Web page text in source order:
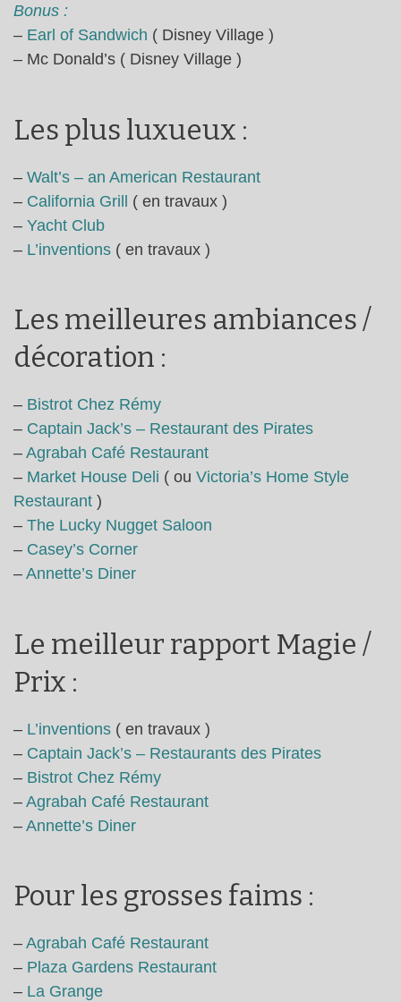
Bonus :
– Earl of Sandwich ( Disney Village )
– Mc Donald’s ( Disney Village )
Les plus luxueux :
– Walt’s – an American Restaurant
– California Grill ( en travaux )
– Yacht Club
– L’inventions ( en travaux )
Les meilleures ambiances /
décoration :
– Bistrot Chez Rémy
– Captain Jack’s – Restaurant des Pirates
– Agrabah Café Restaurant
– Market House Deli ( ou Victoria’s Home Style
Restaurant )
– The Lucky Nugget Saloon
– Casey’s Corner
– Annette’s Diner
Le meilleur rapport Magie /
Prix :
– L’inventions ( en travaux )
– Captain Jack’s – Restaurants des Pirates
– Bistrot Chez Rémy
– Agrabah Café Restaurant
– Annette’s Diner
Pour les grosses faims :
– Agrabah Café Restaurant
– Plaza Gardens Restaurant
– La Grange